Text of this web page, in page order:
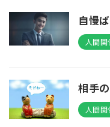
自慢
人間関
相手
人間関